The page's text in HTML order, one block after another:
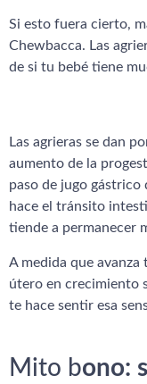
Si esto fuera cierto,
Chewbacca. Las
de si tu bebé tiene
Las agrieras se dan
aumento de la
paso de jugo gástrico
hace el tránsito
tiende a permanecer
A medida que
útero en crecimiento
te hace sentir esa
Mito bono: